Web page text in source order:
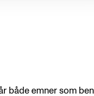
både emner som